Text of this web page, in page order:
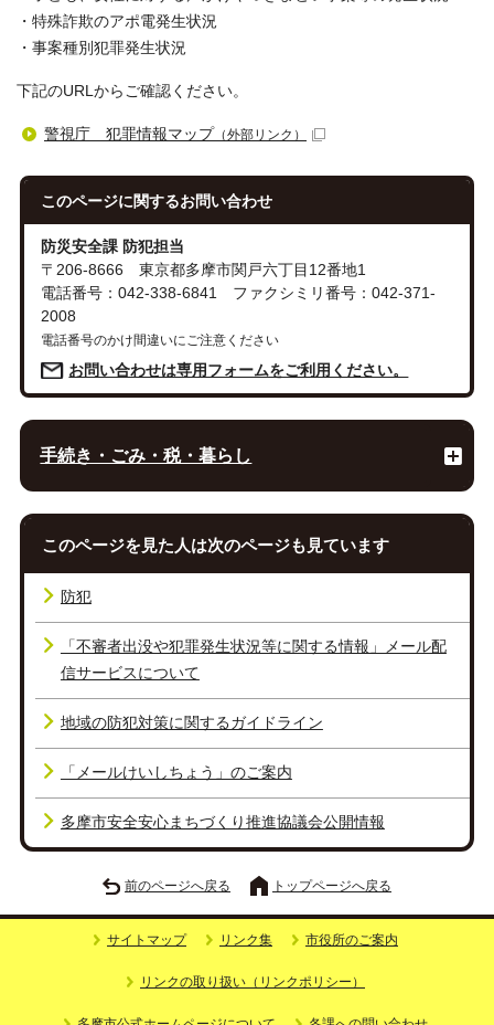
・特殊詐欺のアポ電発生状況
・事案種別犯罪発生状況
下記のURLからご確認ください。
警視庁 犯罪情報マップ （外部リンク）
このページに関するお問い合わせ
防災安全課 防犯担当
〒206-8666 東京都多摩市関戸六丁目12番地1
電話番号：042-338-6841 ファクシミリ番号：042-371-
2008
電話番号のかけ間違いにご注意ください
お問い合わせは専用フォームをご利用ください。
手続き・ごみ・税・暮らし
このページを見た人は次のページも見ています
防犯
「不審者出没や犯罪発生状況等に関する情報」メール配
信サービスについて
地域の防犯対策に関するガイドライン
「メールけいしちょう」のご案内
多摩市安全安心まちづくり推進協議会公開情報
前のページへ戻る トップページへ戻る
サイトマップ リンク集 市役所のご案内
リンクの取り扱い（リンクポリシー）